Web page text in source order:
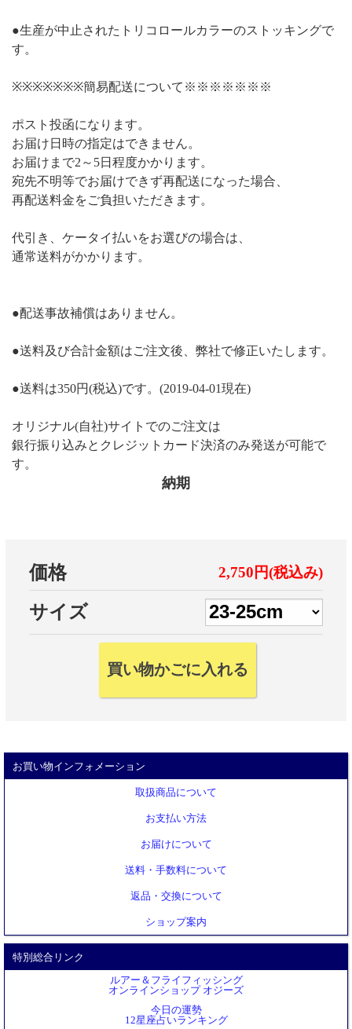
●生産が中止されたトリコロールカラーのストッキングで
す。
※※※※※※※簡易配送について※※※※※※※
ポスト投函になります。
お届け日時の指定はできません。
お届けまで2～5日程度かかります。
宛先不明等でお届けできず再配送になった場合、
再配送料金をご負担いただきます。
代引き、ケータイ払いをお選びの場合は、
通常送料がかかります。
●配送事故補償はありません。
●送料及び合計金額はご注文後、弊社で修正いたします。
●送料は350円(税込)です。(2019-04-01現在)
オリジナル(自社)サイトでのご注文は
銀行振り込みとクレジットカード決済のみ発送が可能で
す。
納期
価格 2,750円(税込み)
サイズ
お買い物インフォメーション
取扱商品について
お支払い方法
お届けについて
送料・手数料について
返品・交換について
ショップ案内
特別総合リンク
ルアー＆フライフィッシング
オンラインショップ オジーズ
今日の運勢
12星座占いランキング